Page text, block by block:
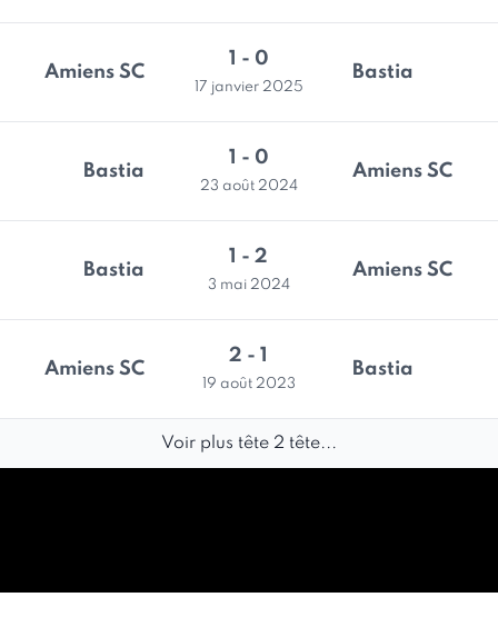
Amiens SC
1 - 0
17 janvier 2025
Bastia
Bastia
1 - 0
23 août 2024
Amiens SC
Bastia
1 - 2
3 mai 2024
Amiens SC
Amiens SC
2 - 1
19 août 2023
Bastia
Voir plus tête 2 tête...